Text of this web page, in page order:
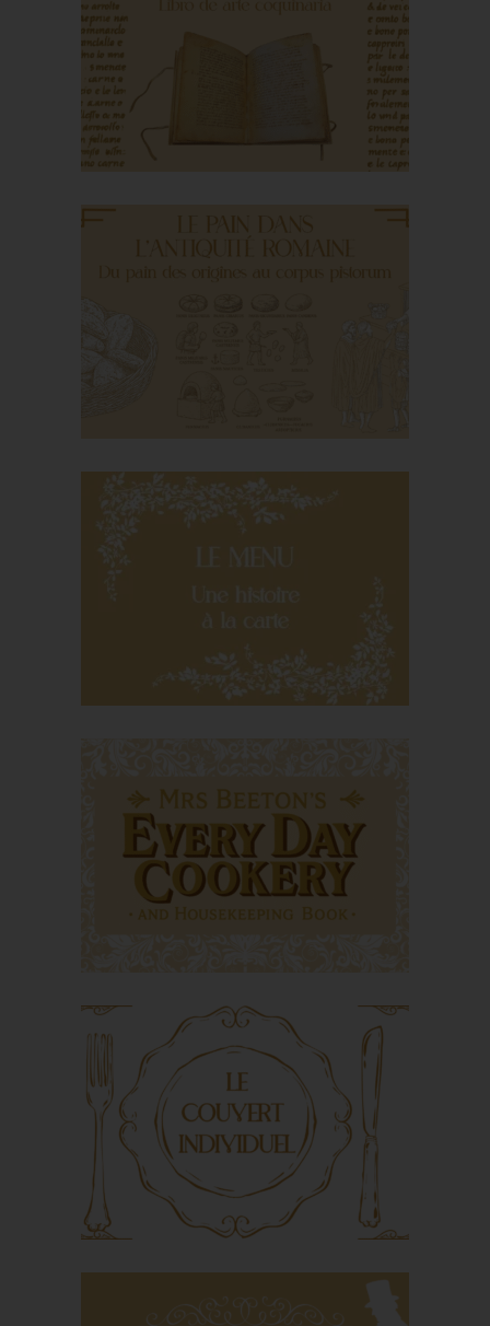
Le verre : du feu à la
table
Maestro Martino et
The menu, a modern
invention
Mrs Beeton's
Everyday Cookery
and Housekeeping